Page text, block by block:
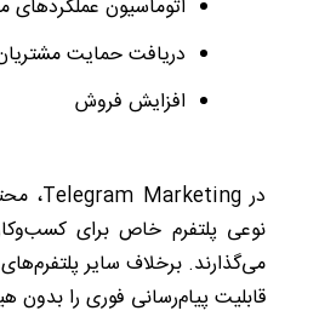
اتوماسیون عملکردهای
دریافت حمایت
افزایش فروش
درTelegram Marketing،
نوعی پلتفرم خاص برای
می‌گذارند. برخلاف سایر
قابلیت پیام‌رسانی فوری را بدون